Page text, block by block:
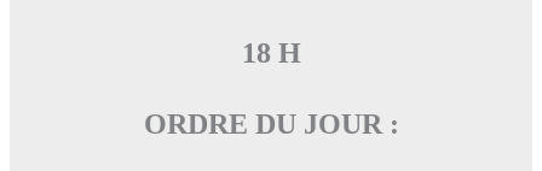
18 H
ORDRE DU JOUR :